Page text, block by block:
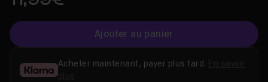
Ajouter au panier
Acheter maintenant, payer plus tard.
plus